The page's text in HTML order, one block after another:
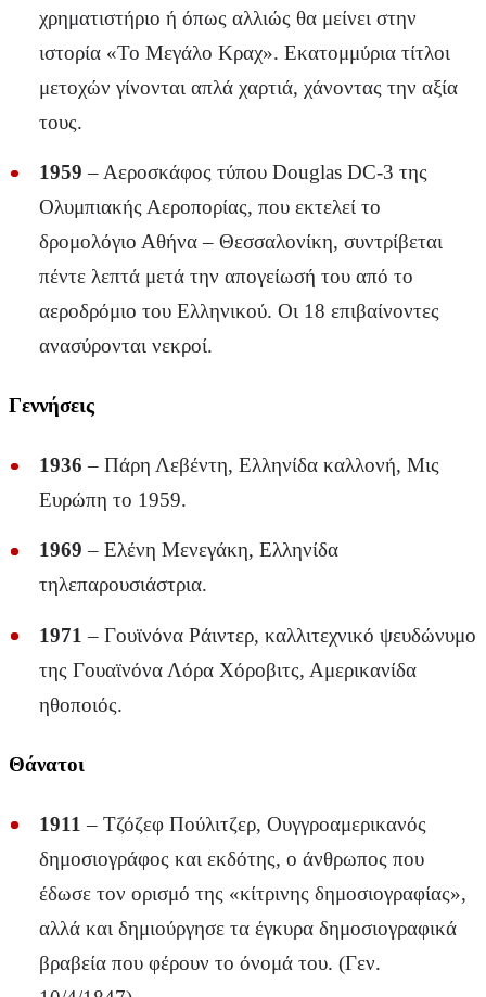
χρηματιστήριο ή όπως αλλιώς θα μείνει στην
ιστορία «Το Μεγάλο Κραχ». Εκατομμύρια τίτλοι
μετοχών γίνονται απλά χαρτιά, χάνοντας την αξία
τους.
1959 – Αεροσκάφος τύπου Douglas DC-3 της
Ολυμπιακής Αεροπορίας, που εκτελεί το
δρομολόγιο Αθήνα – Θεσσαλονίκη, συντρίβεται
πέντε λεπτά μετά την απογείωσή του από το
αεροδρόμιο του Ελληνικού. Οι 18 επιβαίνοντες
ανασύρονται νεκροί.
Γεννήσεις
1936 – Πάρη Λεβέντη, Ελληνίδα καλλονή, Μις
Ευρώπη το 1959.
1969 – Ελένη Μενεγάκη, Ελληνίδα
τηλεπαρουσιάστρια.
1971 – Γουϊνόνα Ράιντερ, καλλιτεχνικό ψευδώνυμο
της Γουαϊνόνα Λόρα Χόροβιτς, Αμερικανίδα
ηθοποιός.
Θάνατοι
1911 – Τζόζεφ Πούλιτζερ, Ουγγροαμερικανός
δημοσιογράφος και εκδότης, ο άνθρωπος που
έδωσε τον ορισμό της «κίτρινης δημοσιογραφίας»,
αλλά και δημιούργησε τα έγκυρα δημοσιογραφικά
βραβεία που φέρουν το όνομά του. (Γεν.